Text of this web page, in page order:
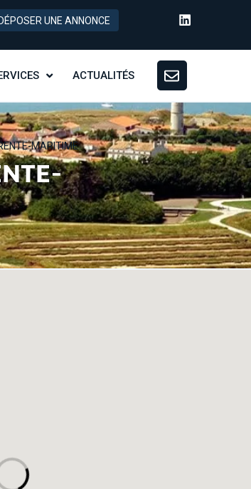
UNE ANNONCE
ACTUALITÉS
MARITIME